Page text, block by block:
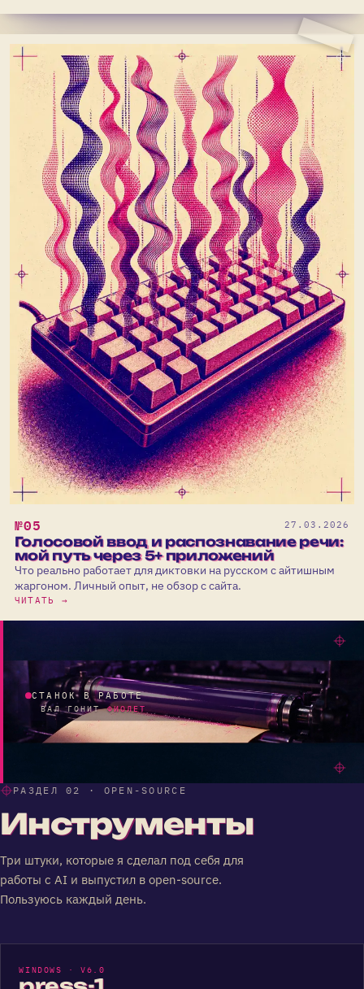
№05 27.03.2026
Голосовой ввод и распознавание речи:
мой путь через 5+ приложений
Что реально работает для диктовки на русском с айтишным
жаргоном. Личный опыт, не обзор с сайта.
ЧИТАТЬ →
СТАНОК В РАБОТЕ
ВАЛ ГОНИТФИОЛЕТ
РАЗДЕЛ 02 · OPEN-SOURCE
Инструменты
Три штуки, которые я сделал под себя для
работы с AI и выпустил в open-source.
Пользуюсь каждый день.
WINDOWS · V6.0